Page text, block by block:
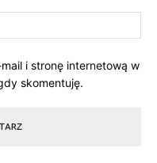
i stronę internetową w
skomentuję.